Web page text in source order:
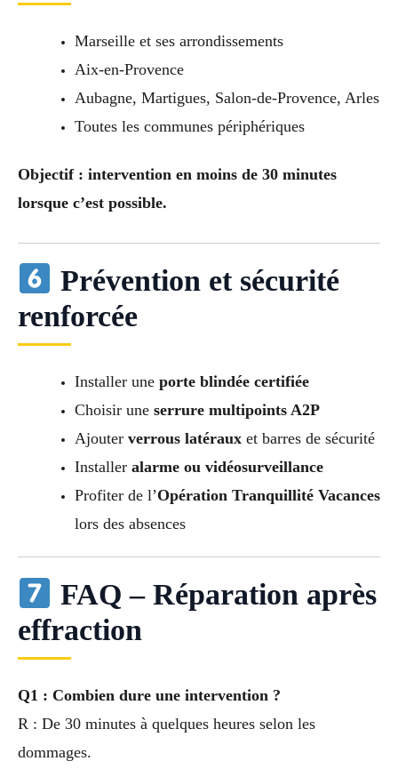
Marseille et ses arrondissements
Aix-en-Provence
Aubagne, Martigues, Salon-de-Provence, Arles
Toutes les communes périphériques
Objectif : intervention en moins de 30 minutes
lorsque c’est possible.
Prévention et sécurité
renforcée
Installer une porte blindée certifiée
Choisir une serrure multipoints A2P
Ajouter verrous latérauxet barres de sécurité
Installer alarme ou vidéosurveillance
Profiter de l’Opération Tranquillité Vacances
lors des absences
FAQ – Réparation après
effraction
Q1 : Combien dure une intervention ?
R : De 30 minutes à quelques heures selon les
dommages.